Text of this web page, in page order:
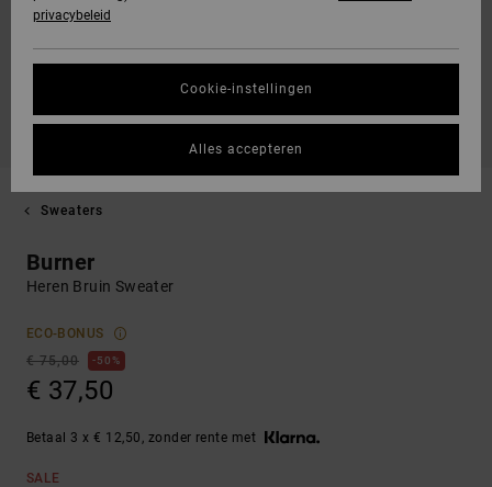
Sweaters
Burner
Heren Bruin Sweater
ECO-BONUS
€ 75,00
50%
€ 37,50
Betaal 3 x € 12,50, zonder rente met
SALE
privacybeleid
Cookie-instellingen
Alles accepteren